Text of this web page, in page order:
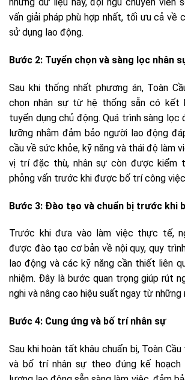
vấn giải pháp phù hợp nhất, tối ưu cả về
sử dụng lao động.
Bước 2: Tuyển chọn và sàng lọc nhân
Sau khi thống nhất phương án, Toàn
chọn nhân sự từ hệ thống sẵn có kết
tuyển dụng chủ động. Quá trình sàng
lưỡng nhằm đảm bảo người lao động
cầu về sức khỏe, kỹ năng và thái độ làm
vị trí đặc thù, nhân sự còn được kiểm
phỏng vấn trước khi được bố trí công
Bước 3: Đào tạo và chuẩn bị trước khi
Trước khi đưa vào làm việc thực tế,
được đào tạo cơ bản về nội quy, quy
lao động và các kỹ năng cần thiết liên
nhiệm. Đây là bước quan trọng giúp rút
nghi và nâng cao hiệu suất ngay từ những
Bước 4: Cung ứng và bố trí nhân sự
Sau khi hoàn tất khâu chuẩn bị, Toàn
và bố trí nhân sự theo đúng kế